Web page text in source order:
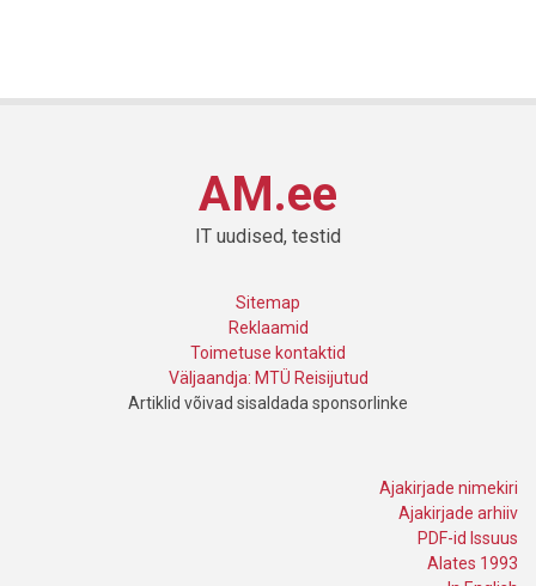
AM.ee
IT uudised, testid
Sitemap
Reklaamid
Toimetuse kontaktid
Väljaandja: MTÜ Reisijutud
Artiklid võivad sisaldada sponsorlinke
Ajakirjade nimekiri
Ajakirjade arhiiv
PDF-id Issuus
Alates 1993